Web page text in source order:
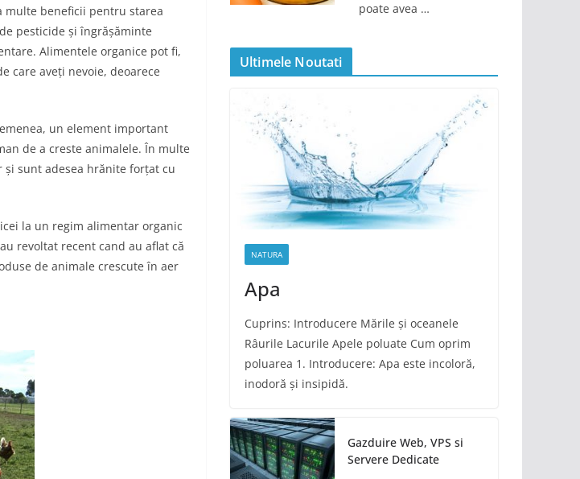
multe beneficii pentru starea
pesticide și îngrășăminte
Alimentele organice pot fi,
care aveți nevoie, deoarece
un element important
de a creste animalele. În multe
sunt adesea hrănite forțat cu
la un regim alimentar organic
revoltat recent cand au aflat că
de animale crescute în aer
poate avea …
Ultimele Noutati
NATURA
Apa
Cuprins: Introducere Mările și oceanele
Râurile Lacurile Apele poluate Cum oprim
poluarea 1. Introducere: Apa este incoloră,
inodoră și insipidă.
Gazduire Web, VPS si
Servere Dedicate